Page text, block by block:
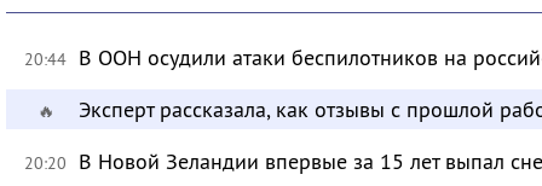
20:44 В ООН осудили атаки беспилотников на
🔥 Эксперт рассказала, как отзывы с прошлой
20:20 В Новой Зеландии впервые за 15 лет выпал